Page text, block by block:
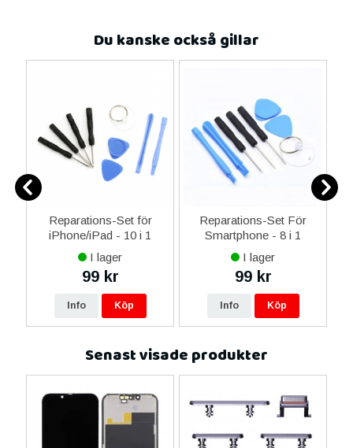
Du kanske också gillar
Reparations-Set för
iPhone/iPad - 10 i 1
I lager
99 kr
Info Köp
Reparations-Set För
Smartphone - 8 i 1
I lager
99 kr
Info Köp
Senast visade produkter